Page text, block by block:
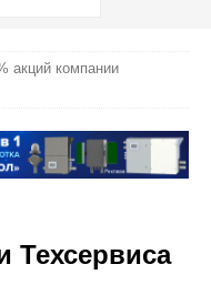
акций компании
Техсервиса